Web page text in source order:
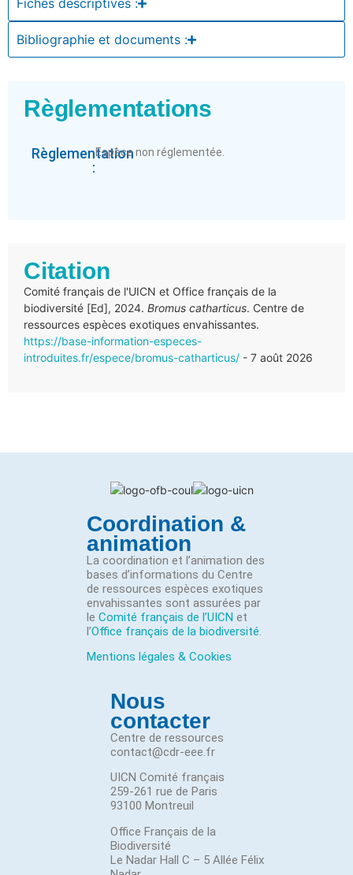
Fiches descriptives :
Bibliographie et documents :
Règlementations
Règlementation
:
Espèce non réglementée.
Citation
Comité français de l'UICN et Office français de la
biodiversité [Ed], 2024. Bromus catharticus. Centre de
ressources espèces exotiques envahissantes.
https://base-information-especes-
introduites.fr/espece/bromus-catharticus/ - 7 août 2026
Coordination &
animation
La coordination et l’animation des
bases d’informations du Centre
de ressources espèces exotiques
envahissantes sont assurées par
le Comité français de l’UICN et
l’Office français de la biodiversité.
Mentions légales & Cookies
Nous
contacter
Centre de ressources
contact@cdr-eee.fr
UICN Comité français
259-261 rue de Paris
93100 Montreuil
Office Français de la
Biodiversité
Le Nadar Hall C – 5 Allée Félix